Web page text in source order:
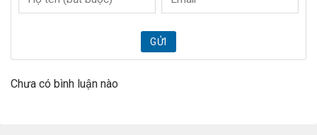
GỬI
Chưa có bình luận nào